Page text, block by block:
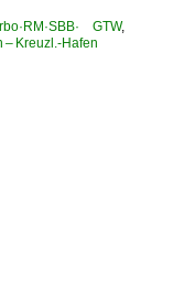
GTW,
– Kreuzl.-Hafen